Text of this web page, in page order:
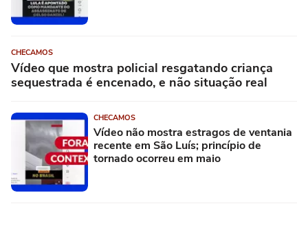
CHECAMOS
Vídeo que mostra policial resgatando criança
sequestrada é encenado, e não situação real
CHECAMOS
Vídeo não mostra estragos de ventania
recente em São Luís; princípio de
tornado ocorreu em maio